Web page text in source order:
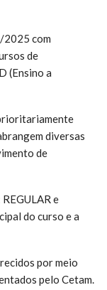
2025 com
de
(Ensino a
diversas
de
e
do curso e a
por meio
pelo Cetam.